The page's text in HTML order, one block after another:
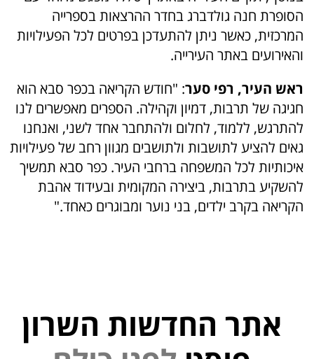
הסופרת חנה גולדברג בחדר ההרצאות בספרייה
המרכזית, כאשר ניתן להתעדכן בפרטים לכל הפעילויות
והאירועים באתר העירייה.
ראש העיר, רפי סער: "חודש הקריאה בכפר סבא הוא
חגיגה של תרבות, דמיון וקהילה. הספרים מאפשרים לנו
להתרגש, ללמוד, לחלום ולהתחבר אחד לשני, ואנחנו
גאים להציע לתושבות ולתושבים מגוון רחב של פעילויות
איכותיות לכל המשפחה ברחבי העיר. כפר סבא תמשיך
להשקיע בתרבות, ביצירה המקומית ובעידוד אהבת
הקריאה בקרב ילדים, בני נוער ומבוגרים כאחד."
אתר החדשות השרון